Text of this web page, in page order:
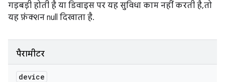
गड़बड़ी होती है या डिवाइस पर यह सुविधा काम नहीं करती है, तो
यह फ़ंक्शन null दिखाता है.
पैरामीटर
device